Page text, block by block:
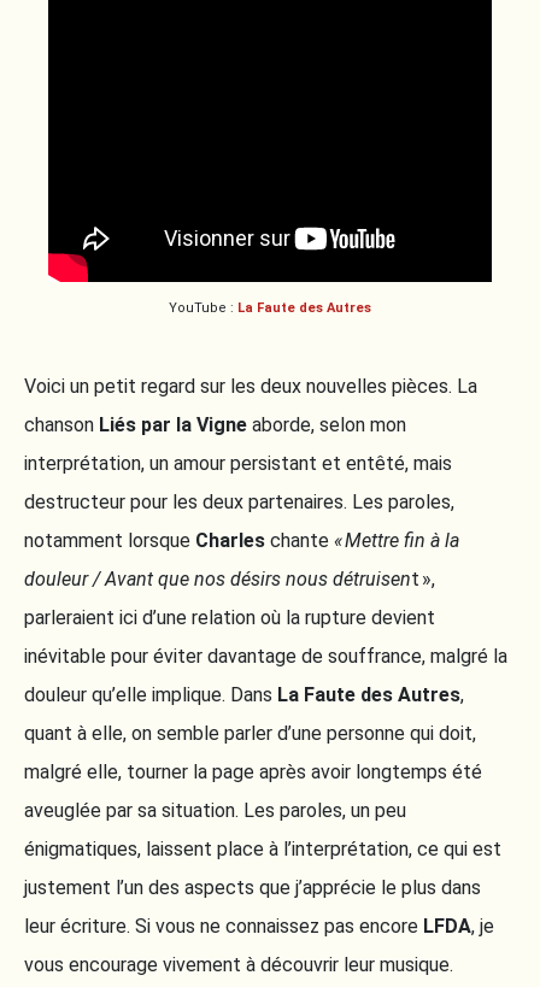
YouTube : La Faute des Autres
Voici un petit regard sur les deux nouvelles pièces. La
chanson Liés par la Vigne aborde, selon mon
interprétation, un amour persistant et entêté, mais
destructeur pour les deux partenaires. Les paroles,
notamment lorsque Charles chante « Mettre fin à la
douleur / Avant que nos désirs nous détruisent »,
parleraient ici d’une relation où la rupture devient
inévitable pour éviter davantage de souffrance, malgré la
douleur qu’elle implique. Dans La Faute des Autres,
quant à elle, on semble parler d’une personne qui doit,
malgré elle, tourner la page après avoir longtemps été
aveuglée par sa situation. Les paroles, un peu
énigmatiques, laissent place à l’interprétation, ce qui est
justement l’un des aspects que j’apprécie le plus dans
leur écriture. Si vous ne connaissez pas encore LFDA, je
vous encourage vivement à découvrir leur musique.